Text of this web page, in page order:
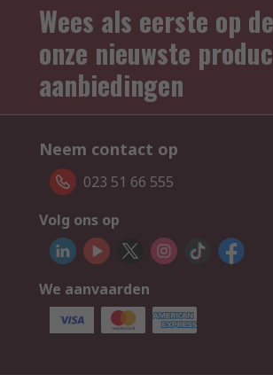
Wees als eerste op
onze nieuwste
aanbiedingen
Neem contact op
023 51 66 555
Volg ons op
We aanvaarden